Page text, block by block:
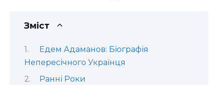
Зміст
Едем Адаманов: Біографія
Непересічного Українця
Ранні Роки